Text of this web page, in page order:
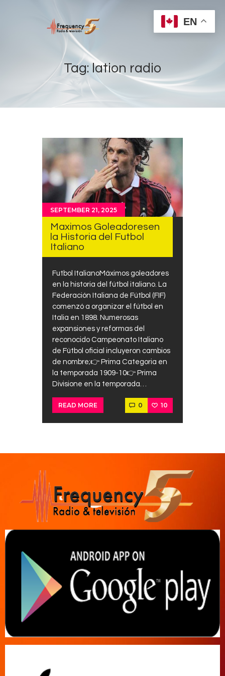
Tag: lation radio
Shows
Sports
News
Events
Store
Contacts
Cine
SEPTEMBER 21, 2025
Maximos Goleadoresen
la Historia del Futbol
Italiano
Futbol ItalianoMáximos goleadores
en la historia del fútbol italiano. La
Federación Italiana de Fútbol (FIF)
comenzó a organizar el fútbol en
Italia en 1898. Numerosas
expansiones y reformas del
reconocido Campeonato Italiano
de Fútbol oficial incluyeron cambios
de nombre;👉 Prima Categoria en
la temporada 1909-10👉 Prima
Divisione en la temporada…
READ MORE 0 10
EN